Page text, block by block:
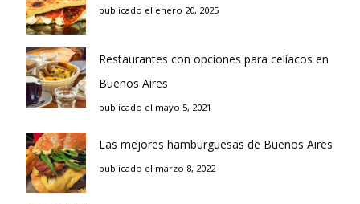
publicado el enero 20, 2025
Restaurantes con opciones para celíacos en
Buenos Aires
publicado el mayo 5, 2021
Las mejores hamburguesas de Buenos Aires
publicado el marzo 8, 2022